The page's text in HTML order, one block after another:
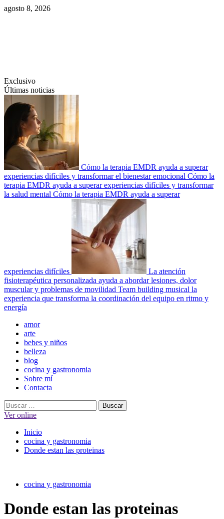
Saltar
agosto 8, 2026
Exclusivo
Últimas noticias
Cómo la terapia EMDR ayuda a superar
experiencias difíciles y transformar el bienestar emocional Cómo la
terapia EMDR ayuda a superar experiencias difíciles y transformar
la salud mental Cómo la terapia EMDR ayuda a superar
experiencias difíciles
La atención
fisioterapéutica personalizada ayuda a abordar lesiones, dolor
muscular y problemas de movilidad Team building musical la
experiencia que transforma la coordinación del equipo en ritmo y
energía
Menú
principal
amor
arte
bebes y niños
belleza
blog
cocina y gastronomia
Sobre mí
Contacta
Buscar:
Ver online
Inicio
cocina y gastronomia
Donde estan las proteinas
cocina y gastronomia
Donde estan las proteinas